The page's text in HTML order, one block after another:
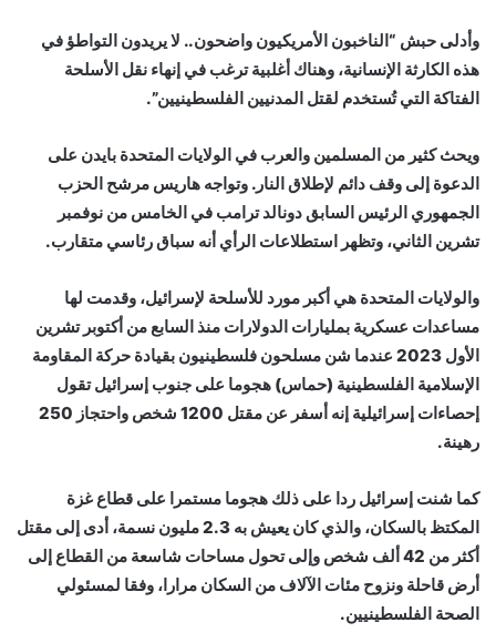
وأدلى حبش “الناخبون الأمريكيون واضحون.. لا يريدون التواطؤ في
هذه الكارثة الإنسانية، وهناك أغلبية ترغب في إنهاء نقل الأسلحة
الفتاكة التي تُستخدم لقتل المدنيين الفلسطينيين”.
ويحث كثير من المسلمين والعرب في الولايات المتحدة بايدن على
الدعوة إلى وقف دائم لإطلاق النار. وتواجه هاريس مرشح الحزب
الجمهوري الرئيس السابق دونالد ترامب في الخامس من نوفمبر
تشرين الثاني، وتظهر استطلاعات الرأي أنه سباق رئاسي متقارب.
والولايات المتحدة هي أكبر مورد للأسلحة لإسرائيل، وقدمت لها
مساعدات عسكرية بمليارات الدولارات منذ السابع من أكتوبر تشرين
الأول 2023 عندما شن مسلحون فلسطينيون بقيادة حركة المقاومة
الإسلامية الفلسطينية (حماس) هجوما على جنوب إسرائيل تقول
إحصاءات إسرائيلية إنه أسفر عن مقتل 1200 شخص واحتجاز 250
رهينة.
كما شنت إسرائيل ردا على ذلك هجوما مستمرا على قطاع غزة
المكتظ بالسكان، والذي كان يعيش به 2.3 مليون نسمة، أدى إلى مقتل
أكثر من 42 ألف شخص وإلى تحول مساحات شاسعة من القطاع إلى
أرض قاحلة ونزوح مئات الآلاف من السكان مرارا، وفقا لمسئولي
الصحة الفلسطينيين.